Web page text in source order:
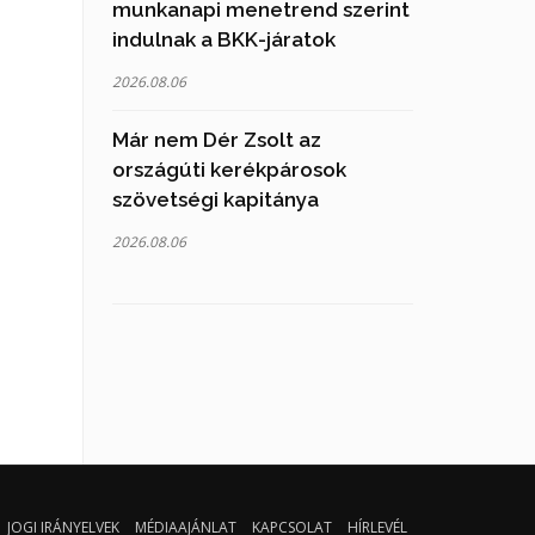
munkanapi menetrend szerint
indulnak a BKK-járatok
2026.08.06
Már nem Dér Zsolt az
országúti kerékpárosok
szövetségi kapitánya
2026.08.06
JOGI IRÁNYELVEK MÉDIAAJÁNLAT KAPCSOLAT HÍRLEVÉL